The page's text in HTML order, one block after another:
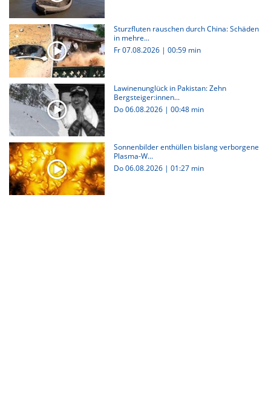
Sturzfluten rauschen durch China: Schäden
in mehre...
Fr 07.08.2026 | 00:59 min
Lawinenunglück in Pakistan: Zehn
Bergsteiger:innen...
Do 06.08.2026 | 00:48 min
Sonnenbilder enthüllen bislang verborgene
Plasma-W...
Do 06.08.2026 | 01:27 min